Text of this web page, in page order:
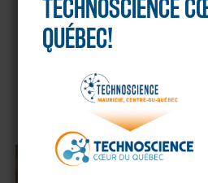
Bénévole de l’année
TECHNOSCIENCE
QUÉBEC!